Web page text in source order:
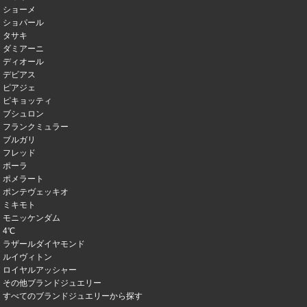
ショーメ
ショパール
タサキ
ダミアーニ
ディオール
デビアス
ピアジェ
ピキョッティ
ブシュロン
フランクミュラー
ブルガリ
フレッド
ポーラ
ポメラート
ポンテヴェッキオ
ミキモト
モニッケンダム
4℃
ラザールダイヤモンド
ルイヴィトン
ロイヤルアッシャー
その他ブランドジュエリー
すべてのブランドジュエリーから探す